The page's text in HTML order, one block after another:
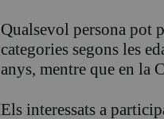
Qualsevol persona pot
categories segons les
anys, mentre que en la
Els interessats a